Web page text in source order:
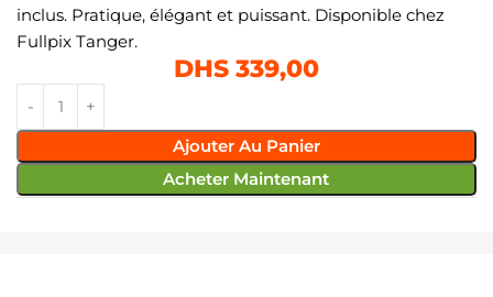
inclus. Pratique, élégant et puissant. Disponible chez
Fullpix Tanger.
DHS339,00
Ajouter Au Panier
Acheter Maintenant